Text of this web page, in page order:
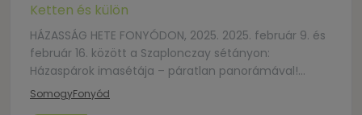
Ketten és külön
HÁZASSÁG HETE FONYÓDON, 2025. 2025. február 9. és
február 16. között a Szaplonczay sétányon:
Házaspárok imasétája – páratlan panorámával!
„Együtt az úton… beszélgetés Istennel és egymással,
SomogyFonyód